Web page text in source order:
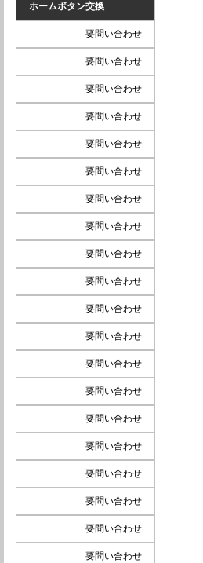
ホームボタン交換
要問い合わせ
要問い合わせ
要問い合わせ
要問い合わせ
要問い合わせ
要問い合わせ
要問い合わせ
要問い合わせ
要問い合わせ
要問い合わせ
要問い合わせ
要問い合わせ
要問い合わせ
要問い合わせ
要問い合わせ
要問い合わせ
要問い合わせ
要問い合わせ
要問い合わせ
要問い合わせ